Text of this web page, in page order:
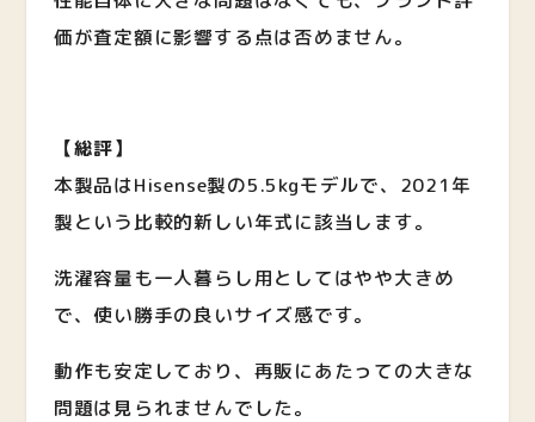
価が査定額に影響する点は否めません。
【総評】
本製品はHisense製の5.5kgモデルで、2021年
製という比較的新しい年式に該当します。
洗濯容量も一人暮らし用としてはやや大きめ
で、使い勝手の良いサイズ感です。
動作も安定しており、再販にあたっての大きな
問題は見られませんでした。